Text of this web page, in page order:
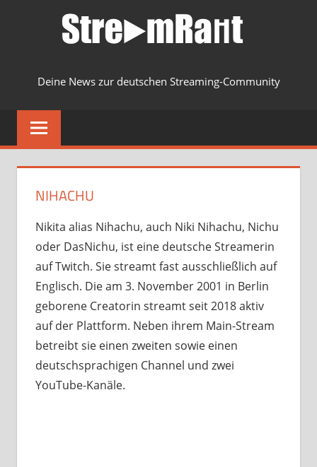
Deine News zur deutschen Streaming-Community
MENU
NIHACHU
Nikita alias Nihachu, auch Niki Nihachu, Nichu
oder DasNichu, ist eine deutsche Streamerin
auf Twitch. Sie streamt fast ausschließlich auf
Englisch. Die am 3. November 2001 in Berlin
geborene Creatorin streamt seit 2018 aktiv
auf der Plattform. Neben ihrem Main-Stream
betreibt sie einen zweiten sowie einen
deutschsprachigen Channel und zwei
YouTube-Kanäle.